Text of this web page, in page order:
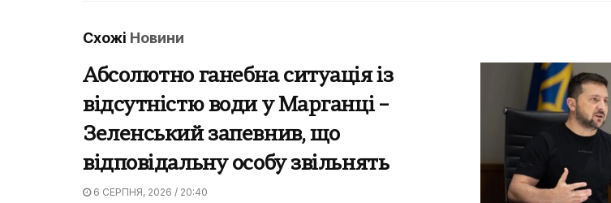
Схожі Новини
Абсолютно ганебна ситуація із
відсутністю води у Марганці –
Зеленський запевнив, що
відповідальну особу звільнять
6 СЕРПНЯ, 2026 / 20:40